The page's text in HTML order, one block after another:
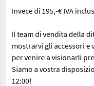
Invece di 195,-€ IVA
Il team di vendita della
mostrarvi gli accessori e
per venire a visionarli
Siamo a vostra
12:00!